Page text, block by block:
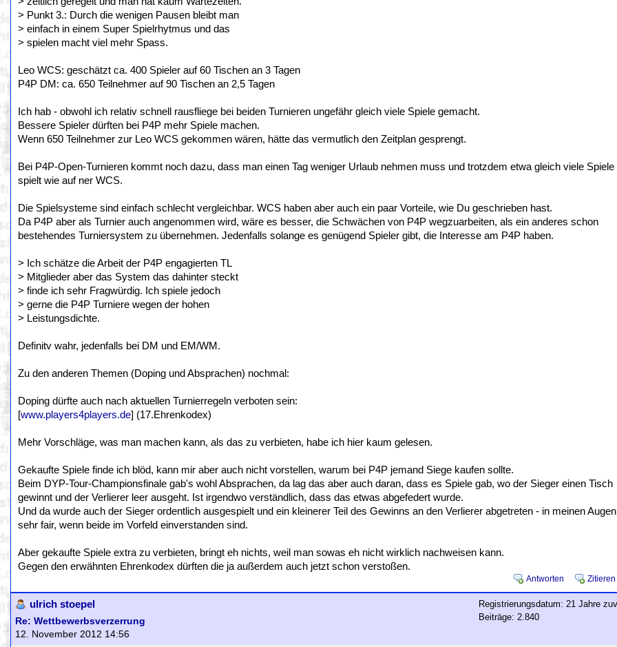
> Punkt 3.: Durch die wenigen Pausen bleibt man
> einfach in einem Super Spielrhytmus und das
> spielen macht viel mehr Spass.
Leo WCS: geschätzt ca. 400 Spieler auf 60 Tischen an 3 Tagen
P4P DM: ca. 650 Teilnehmer auf 90 Tischen an 2,5 Tagen
Ich hab - obwohl ich relativ schnell rausfliege bei beiden Turnieren ungefähr gleich viele Spiele gemacht.
Bessere Spieler dürften bei P4P mehr Spiele machen.
Wenn 650 Teilnehmer zur Leo WCS gekommen wären, hätte das vermutlich den Zeitplan gesprengt.
Bei P4P-Open-Turnieren kommt noch dazu, dass man einen Tag weniger Urlaub nehmen muss und trotzdem etwa gleich viele Spiele
spielt wie auf ner WCS.
Die Spielsysteme sind einfach schlecht vergleichbar. WCS haben aber auch ein paar Vorteile, wie Du geschrieben hast.
Da P4P aber als Turnier auch angenommen wird, wäre es besser, die Schwächen von P4P wegzuarbeiten, als ein anderes schon
bestehendes Turniersystem zu übernehmen. Jedenfalls solange es genügend Spieler gibt, die Interesse am P4P haben.
> Ich schätze die Arbeit der P4P engagierten TL
> Mitglieder aber das System das dahinter steckt
> finde ich sehr Fragwürdig. Ich spiele jedoch
> gerne die P4P Turniere wegen der hohen
> Leistungsdichte.
Definitv wahr, jedenfalls bei DM und EM/WM.
Zu den anderen Themen (Doping und Absprachen) nochmal:
Doping dürfte auch nach aktuellen Turnierregeln verboten sein:
[www.players4players.de] (17.Ehrenkodex)
Mehr Vorschläge, was man machen kann, als das zu verbieten, habe ich hier kaum gelesen.
Gekaufte Spiele finde ich blöd, kann mir aber auch nicht vorstellen, warum bei P4P jemand Siege kaufen sollte.
Beim DYP-Tour-Championsfinale gab's wohl Absprachen, da lag das aber auch daran, dass es Spiele gab, wo der Sieger einen Tisch
gewinnt und der Verlierer leer ausgeht. Ist irgendwo verständlich, dass das etwas abgefedert wurde.
Und da wurde auch der Sieger ordentlich ausgespielt und ein kleinerer Teil des Gewinns an den Verlierer abgetreten - in meinen Augen
sehr fair, wenn beide im Vorfeld einverstanden sind.
Aber gekaufte Spiele extra zu verbieten, bringt eh nichts, weil man sowas eh nicht wirklich nachweisen kann.
Gegen den erwähnten Ehrenkodex dürften die ja außerdem auch jetzt schon verstoßen.
Antworten Zitieren
ulrich stoepel
Re: Wettbewerbsverzerrung
12. November 2012 14:56
Registrierungsdatum: 21 Jahre
Beiträge: 2.840